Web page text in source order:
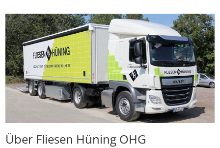
Über Fliesen Hüning OHG